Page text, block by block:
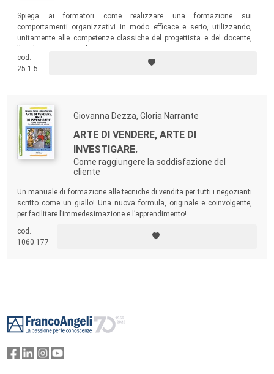
Spiega ai formatori come realizzare una formazione sui
comportamenti organizzativi in modo efficace e serio, utilizzando,
unitamente alle competenze classiche del progettista e del docente,
cod.
25.1.5
Giovanna Dezza, Gloria Narrante
ARTE DI VENDERE, ARTE DI
INVESTIGARE.
Come raggiungere la soddisfazione del
cliente
Un manuale di formazione alle tecniche di vendita per tutti i negozianti
scritto come un giallo! Una nuova formula, originale e coinvolgente,
per facilitare l’immedesimazione e l’apprendimento!
cod.
1060.177